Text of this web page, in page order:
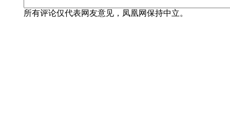
所有评论仅代表网友意见，凤凰网保持中立。